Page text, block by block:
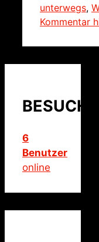
unterwegs,
Kommentar
BESUCHER
6
Benutzer
online